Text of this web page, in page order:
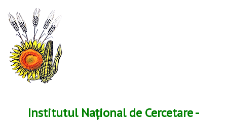
Institutul Național de Cercetare -